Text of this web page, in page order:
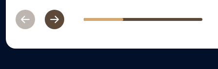
PreviousNext 1 2 3